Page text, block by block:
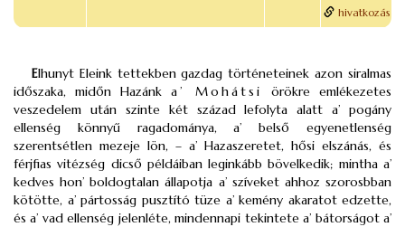
hivatkozás
Elhunyt Eleink tettekben gazdag történeteinek azon siralmas
időszaka, midőn Hazánk a’ Mohátsi
örökre emlékezetes
veszedelem után szinte két század lefolyta alatt a’ pogány
ellenség könnyű ragadománya, a’ belső egyenetlenség
szerentsétlen mezeje lön, – a’ Hazaszeretet, hősi elszánás, és
férjfias vitézség dicső példáiban leginkább bövelkedik; mintha a’
kedves hon’ boldogtalan állapotja a’ szíveket ahhoz szorosbban
kötötte, a’ pártosság pusztító tüze a’ kemény akaratot edzette,
és a’ vad ellenség jelenléte, mindennapi tekintete a’ bátorságot a’